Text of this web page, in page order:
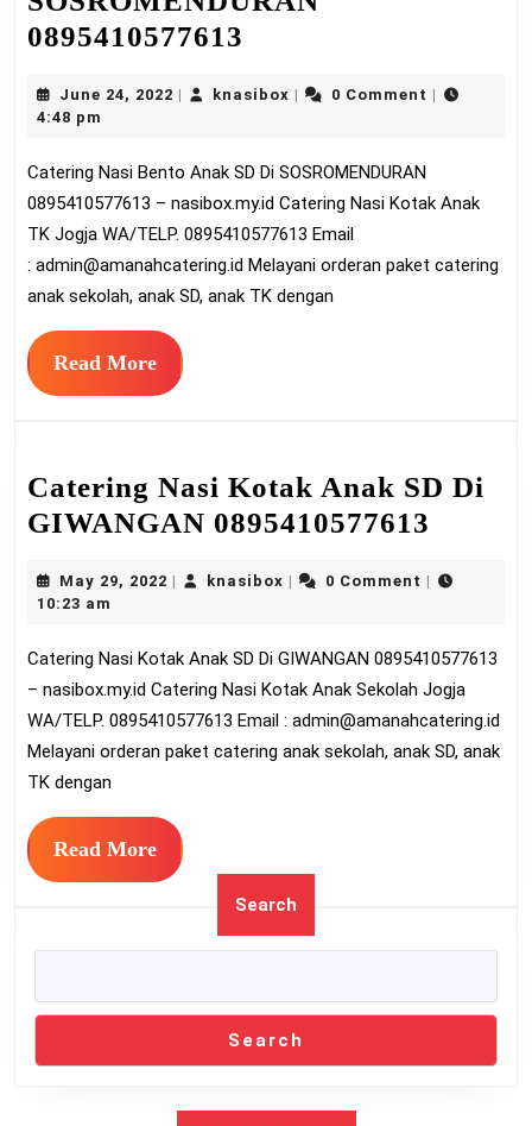
0895410577613
Bento
SD
Di
0895410577613
June 24, 2022 June knasiboxknasibox0 Comment
4:48 pm
Catering Nasi Bento Anak SD Di SOSROMENDURAN
0895410577613 – nasibox.my.id Catering Nasi Kotak Anak
TK Jogja WA/TELP. 0895410577613 Email
: admin@amanahcatering.id Melayani orderan paket catering
anak sekolah, anak SD, anak TK dengan
Read MoreRead
More
Catering Nasi Kotak Anak SD Di
GIWANGAN 0895410577613
Kotak
SD
Di
May 29, 2022 May
knasiboxknasibox0 Comment
10:23 am
Catering Nasi Kotak Anak SD Di GIWANGAN 0895410577613
– nasibox.my.id Catering Nasi Kotak Anak Sekolah Jogja
WA/TELP. 0895410577613 Email : admin@amanahcatering.id
Melayani orderan paket catering anak sekolah, anak SD, anak
TK dengan
Read MoreRead
More
Search
Search